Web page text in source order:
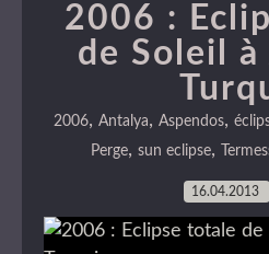
2006 :
de Soleil
2006, Antalya, Aspendos,
Perge, sun eclipse,
16.04.2013